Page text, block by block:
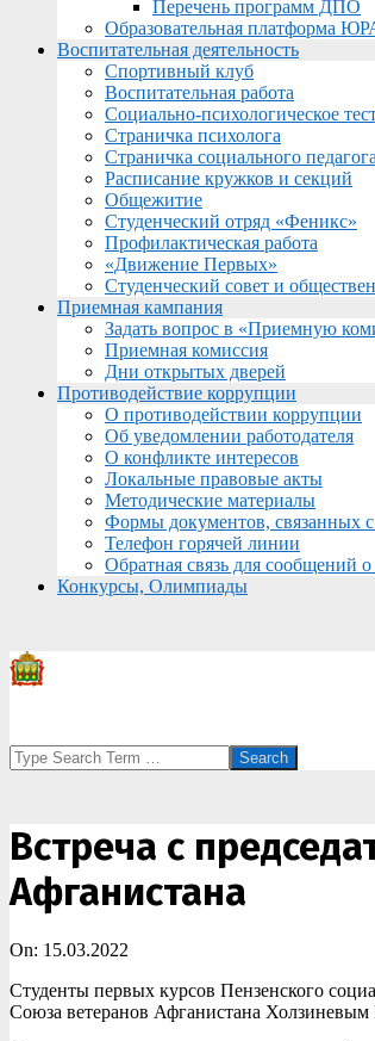
Перечень программ ДПО
Образовательная платформа
Воспитательная деятельность
Спортивный клуб
Воспитательная работа
Социально-психологическое
Страничка психолога
Страничка социального педагога
Расписание кружков и секций
Общежитие
Студенческий отряд «Феникс»
Профилактическая работа
«Движение Первых»
Студенческий совет и
Приемная кампания
Задать вопрос в «Приемную
Приемная комиссия
Дни открытых дверей
Противодействие коррупции
О противодействии коррупции
Об уведомлении работодателя
О конфликте интересов
Локальные правовые акты
Методические материалы
Формы документов, связанных
Телефон горячей линии
Обратная связь для сообщений
Конкурсы, Олимпиады
Search
Встреча с
Афганистана
On: 15.03.2022
Студенты первых курсов Пензенского
Союза ветеранов Афганистана